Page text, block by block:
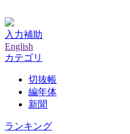
入力補助
English
カテゴリ
切抜帳
編年体
新聞
ランキング